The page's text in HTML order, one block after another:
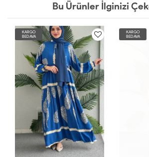
Bu Ürünler İlginizi
KARGO
BEDAVA
KARGO
BEDAVA